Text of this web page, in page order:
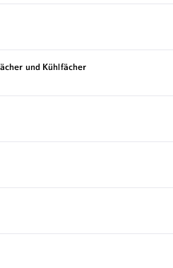
einer Energieeffizienzklassen-Skala von A bis
und Kühlfächer